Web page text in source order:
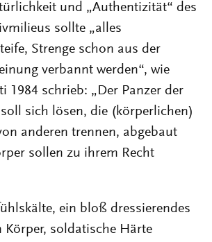
und „Authentizität“ des
sollte „alles
Strenge schon aus der
verbannt werden“, wie
1984 schrieb: „Der Panzer der
sich lösen, die (körperlichen)
anderen trennen, abgebaut
sollen zu ihrem Recht
ein bloß dressierendes
Körper, soldatische Härte